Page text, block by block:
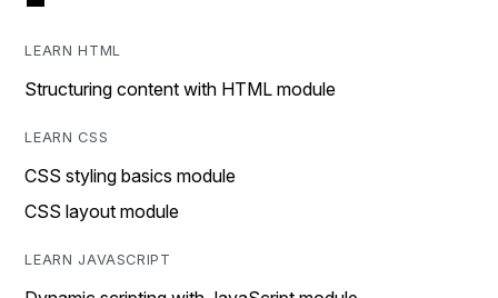
LEARN HTML
Structuring content with HTML module
LEARN CSS
CSS styling basics module
CSS layout module
LEARN JAVASCRIPT